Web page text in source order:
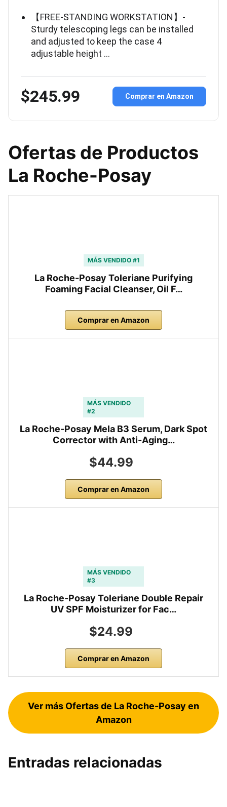
【FREE-STANDING WORKSTATION】-
Sturdy telescoping legs can be installed
and adjusted to keep the case 4
adjustable height …
$245.99 Comprar en Amazon
Ofertas de Productos
La Roche-Posay
MÁS VENDIDO #1
La Roche-Posay Toleriane Purifying
Foaming Facial Cleanser, Oil F…
Comprar en Amazon
MÁS VENDIDO
#2
La Roche-Posay Mela B3 Serum, Dark Spot
Corrector with Anti-Aging…
$44.99
Comprar en Amazon
MÁS VENDIDO
#3
La Roche-Posay Toleriane Double Repair
UV SPF Moisturizer for Fac…
$24.99
Comprar en Amazon
Ver más Ofertas de La Roche-Posay en
Amazon
Entradas relacionadas